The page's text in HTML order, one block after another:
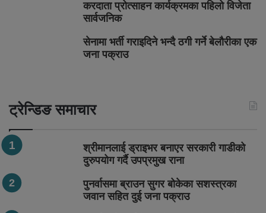
करदाता प्रोत्साहन कार्यक्रमका पहिलो विजेता
सार्वजनिक
सेनामा भर्ती गराइदिने भन्दै ठगी गर्ने बेलौरीका एक
जना पक्राउ
ट्रेन्डिङ समाचार
श्रीमानलाई ड्राइभर बनाएर सरकारी गाडीको
दुरुपयोग गर्दै उपप्रमुख राना
पुनर्वासमा ब्राउन सुगर बोकेका सशस्त्रका
जवान सहित दुई जना पक्राउ